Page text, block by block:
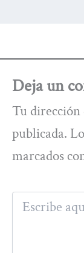
Deja un
Tu dirección
publicada.
marcados
Escribe
aquí...